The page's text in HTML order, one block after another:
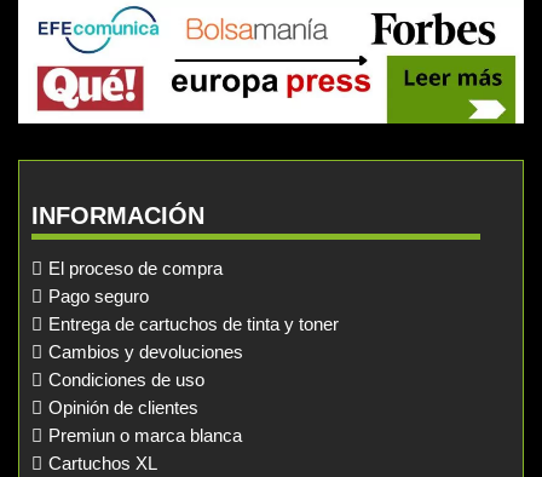
INFORMACIÓN
El proceso de compra
Pago seguro
Entrega de cartuchos de tinta y toner
Cambios y devoluciones
Condiciones de uso
Opinión de clientes
Premiun o marca blanca
Cartuchos XL